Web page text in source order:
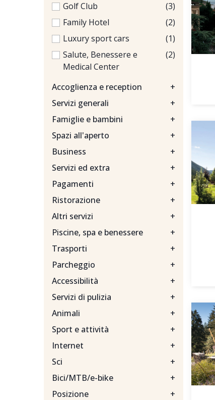
Golf Club
(3)
Family Hotel
(2)
Luxury sport cars
(1)
Salute, Benessere e
Medical Center
(2)
Accoglienza e reception
+
Servizi generali
+
Famiglie e bambini
+
Spazi all'aperto
+
Business
+
Servizi ed extra
+
Pagamenti
+
Ristorazione
+
Altri servizi
+
Piscine, spa e benessere
+
Trasporti
+
Parcheggio
+
Accessibilità
+
Servizi di pulizia
+
Animali
+
Sport e attività
+
Internet
+
Sci
+
Bici/MTB/e-bike
+
Posizione
+